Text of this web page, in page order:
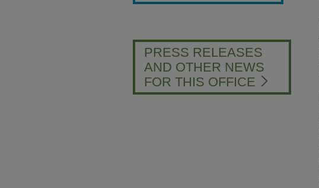
PRESS RELEASES
AND OTHER NEWS
FOR THIS OFFICE